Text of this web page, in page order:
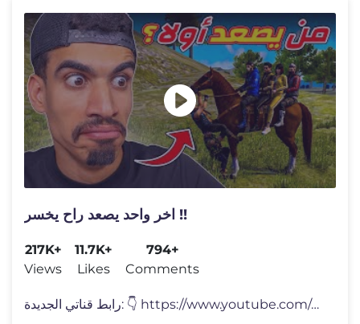
اخر واحد يصعد راح يخسر !!
217K+
Views
11.7K+
Likes
794+
Comments
رابط قناتي الجديدة: 👇 https://www.youtube.com/chann